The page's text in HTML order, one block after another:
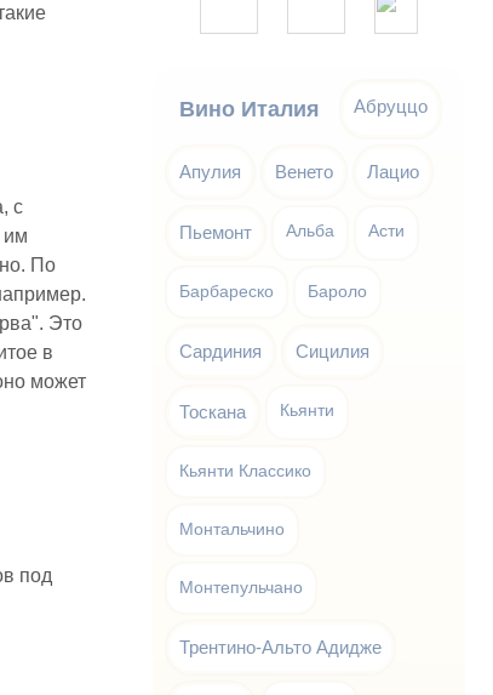
с
им
По
Это
в
может
под
Вино Италия Абруццо
Апулия Венето Лацио
Пьемонт Альба Асти
Барбареско Бароло
Сардиния Сицилия
Тоскана Кьянти
Кьянти Классико
Монтальчино
Монтепульчано
Трентино-Альто Адидже